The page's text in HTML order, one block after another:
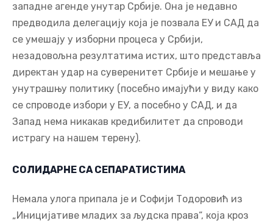
западне агенде унутар Србије. Она је недавно
предводила делегацију која је позвала ЕУ и САД да
се умешају у изборни процеса у Србији,
незадовољна резултатима истих, што представља
директан удар на суверенитет Србије и мешање у
унутрашњу политику (посебно имајући у виду како
се спроводе избори у ЕУ, а посебно у САД, и да
Запад нема никакав кредибилитет да спроводи
истрагу на нашем терену).
СОЛИДАРНЕ СА СЕПАРАТИСТИМА
Немала улога припала је и Софији Тодоровић из
„Иницијативе младих за људска права“, која кроз